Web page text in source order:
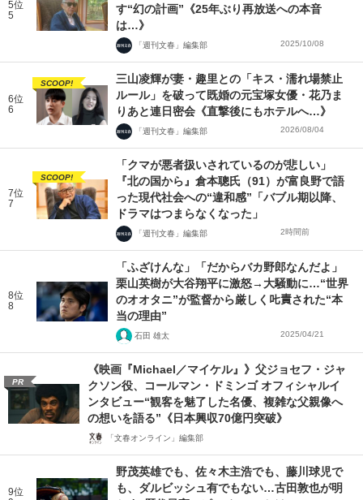
5位
5
す“幻の計画”《25年ぶり再放送への本音
は…》
「週刊文春」編集部 2025/10/08
6位
6
SCOOP!
三山凌輝が妻・趣里との「キス・濡れ場禁止
ルール」を破って既婚の元宝塚女優・花乃ま
りあと連日密会《直撃後にもホテルへ…》
「週刊文春」編集部 2026/08/04
7位
7
SCOOP!
「クマが悪者扱いされているのが悲しい」
『北の国から』倉本聰氏（91）が富良野で語
った現代社会への“違和感”「バブル期以降、
ドラマはつまらなくなった」
「週刊文春」編集部 2時間前
8位
8
「ふざけんな」「だからバカ野郎なんだよ」
栗山英樹が大谷翔平に激怒→大騒動に…“世界
のオオタニ”が監督から厳しく𠮟責された“本
当の理由”
石田 雄太 2025/04/21
PR
《映画『Michael／マイケル』》父ジョセフ・ジャ
クソン役、コールマン・ドミンゴ オフィシャルイ
ンタビュー“観客を魅了した名優、複雑な父親像へ
の想いを語る”《日本興収70億円突破》
「文春オンライン」編集部
9位
野茂英雄でも、佐々木主浩でも、藤川球児で
も、ダルビッシュ有でもない…古田敦也が明